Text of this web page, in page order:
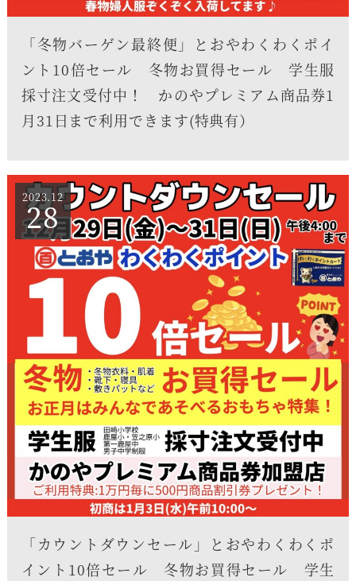
「冬物バーゲン最終便」とおやわくわくポイ
ント10倍セール 冬物お買得セール 学生服
採寸注文受付中！ かのやプレミアム商品券1
月31日まで利用できます(特典有）
2023.12
28
「カウントダウンセール」とおやわくわくポ
イント10倍セール 冬物お買得セール 学生